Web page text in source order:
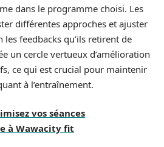
dans le programme choisi. Les
différentes approches et ajuster
les feedbacks qu’ils retirent de
un cercle vertueux d’amélioration
ce qui est crucial pour maintenir
à l’entraînement.
vos séances
à Wawacity fit